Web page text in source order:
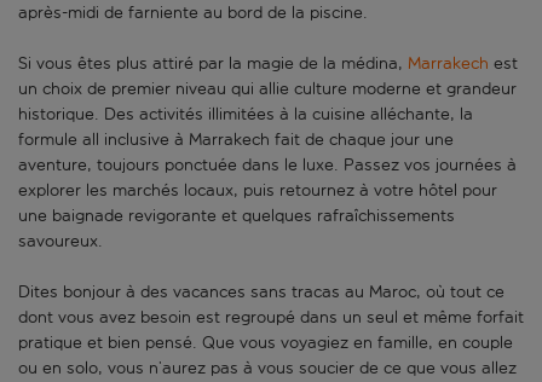
après-midi de farniente au bord de la piscine.
Si vous êtes plus attiré par la magie de la médina, Marrakech est
un choix de premier niveau qui allie culture moderne et grandeur
historique. Des activités illimitées à la cuisine alléchante, la
formule all inclusive à Marrakech fait de chaque jour une
aventure, toujours ponctuée dans le luxe. Passez vos journées à
explorer les marchés locaux, puis retournez à votre hôtel pour
une baignade revigorante et quelques rafraîchissements
savoureux.
Dites bonjour à des vacances sans tracas au Maroc, où tout ce
dont vous avez besoin est regroupé dans un seul et même forfait
pratique et bien pensé. Que vous voyagiez en famille, en couple
ou en solo, vous n’aurez pas à vous soucier de ce que vous allez